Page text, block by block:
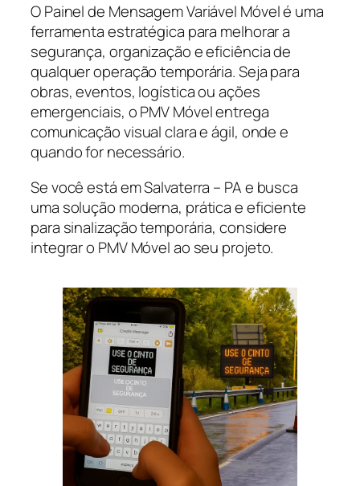
O Painel de Mensagem Variável Móvel é uma
ferramenta estratégica para melhorar a
segurança, organização e eficiência de
qualquer operação temporária. Seja para
obras, eventos, logística ou ações
emergenciais, o PMV Móvel entrega
comunicação visual clara e ágil, onde e
quando for necessário.
Se você está em Salvaterra – PA e busca
uma solução moderna, prática e eficiente
para sinalização temporária, considere
integrar o PMV Móvel ao seu projeto.